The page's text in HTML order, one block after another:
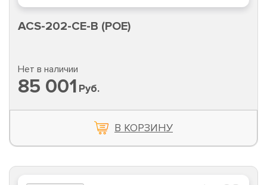
ACS-202-CE-B (POE)
Нет в наличии
85 001 Руб.
В КОРЗИНУ